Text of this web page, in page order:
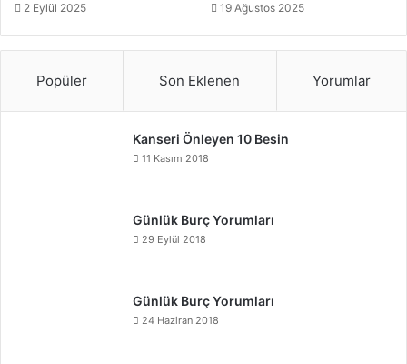
2 Eylül 2025 19 Ağustos 2025
Popüler Son Eklenen Yorumlar
Kanseri Önleyen 10 Besin
11 Kasım 2018
Günlük Burç Yorumları
29 Eylül 2018
Günlük Burç Yorumları
24 Haziran 2018